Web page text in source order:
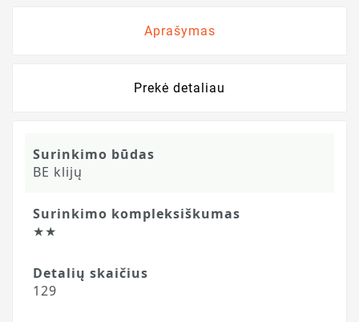
Aprašymas
Prekė detaliau
Surinkimo būdas
BE klijų
Surinkimo kompleksiškumas
★★
Detalių skaičius
129